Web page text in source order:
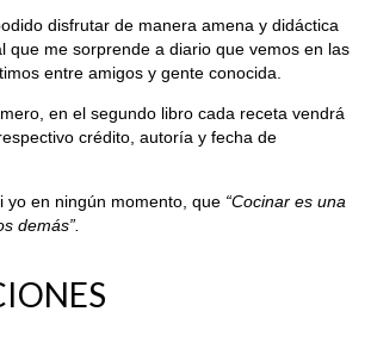
disfrutar de manera amena y didáctica
que me sorprende a diario que vemos en las
entre amigos y gente conocida.
en el segundo libro cada receta vendrá
crédito, autoría y fecha de
yo en ningún momento, que “Cocinar es una
demás”.